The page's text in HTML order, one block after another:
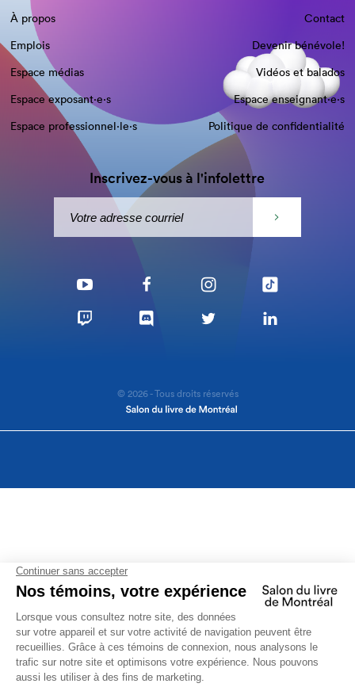
À propos
Contact
Emplois
Devenir bénévole!
Espace médias
Vidéos et balados
Espace exposant·e⋅s
Espace enseignant·e⋅s
Espace professionnel·le⋅s
Politique de confidentialité
Inscrivez-vous à l'infolettre
© 2026 - Tous droits réservés